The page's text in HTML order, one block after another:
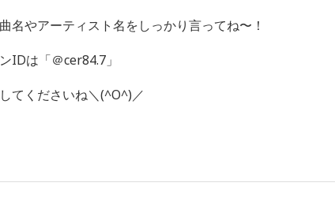
やアーティスト名をしっかり言ってね〜！
IDは「＠cer84.7」
てくださいね＼(^O^)／